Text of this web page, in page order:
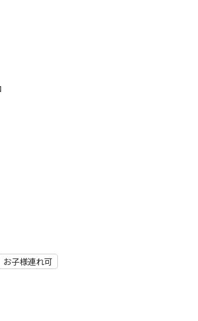
お子様連れ可